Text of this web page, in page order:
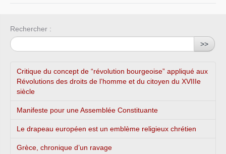
Rechercher :
>>
Critique du concept de “révolution bourgeoise” appliqué aux
Révolutions des droits de l’homme et du citoyen du XVIIIe
siècle
Manifeste pour une Assemblée Constituante
Le drapeau européen est un emblème religieux chrétien
Grèce, chronique d’un ravage